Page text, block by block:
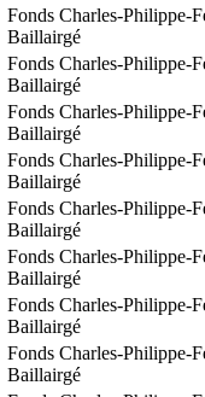
Fonds Charles-Philippe-
Baillairgé
Fonds Charles-Philippe-
Baillairgé
Fonds Charles-Philippe-
Baillairgé
Fonds Charles-Philippe-
Baillairgé
Fonds Charles-Philippe-
Baillairgé
Fonds Charles-Philippe-
Baillairgé
Fonds Charles-Philippe-
Baillairgé
Fonds Charles-Philippe-
Baillairgé